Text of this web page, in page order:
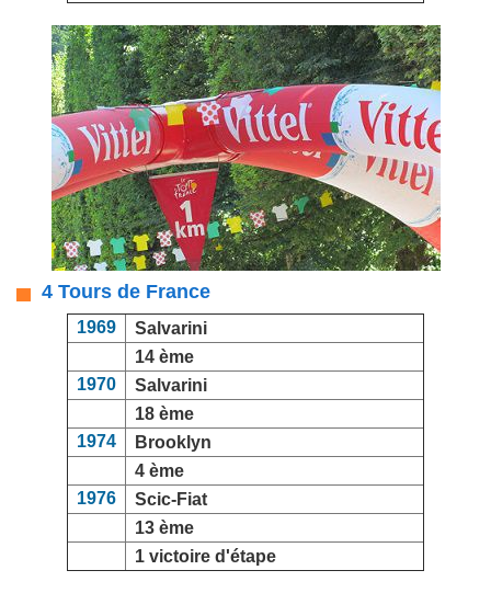
4 Tours de France
1969
Salvarini
14 ème
1970
Salvarini
18 ème
1974
Brooklyn
4 ème
1976
Scic-Fiat
13 ème
1 victoire d'étape